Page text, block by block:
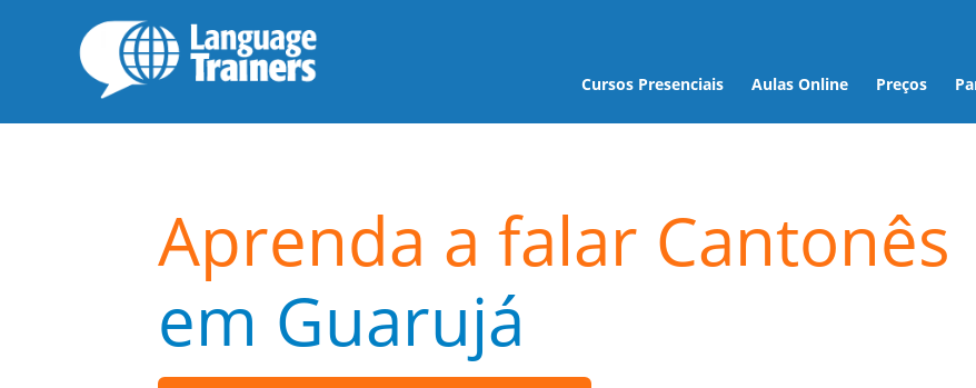
Cursos Presenciais Aulas Online Preços
Aprenda a falar Cantonês
em Guarujá